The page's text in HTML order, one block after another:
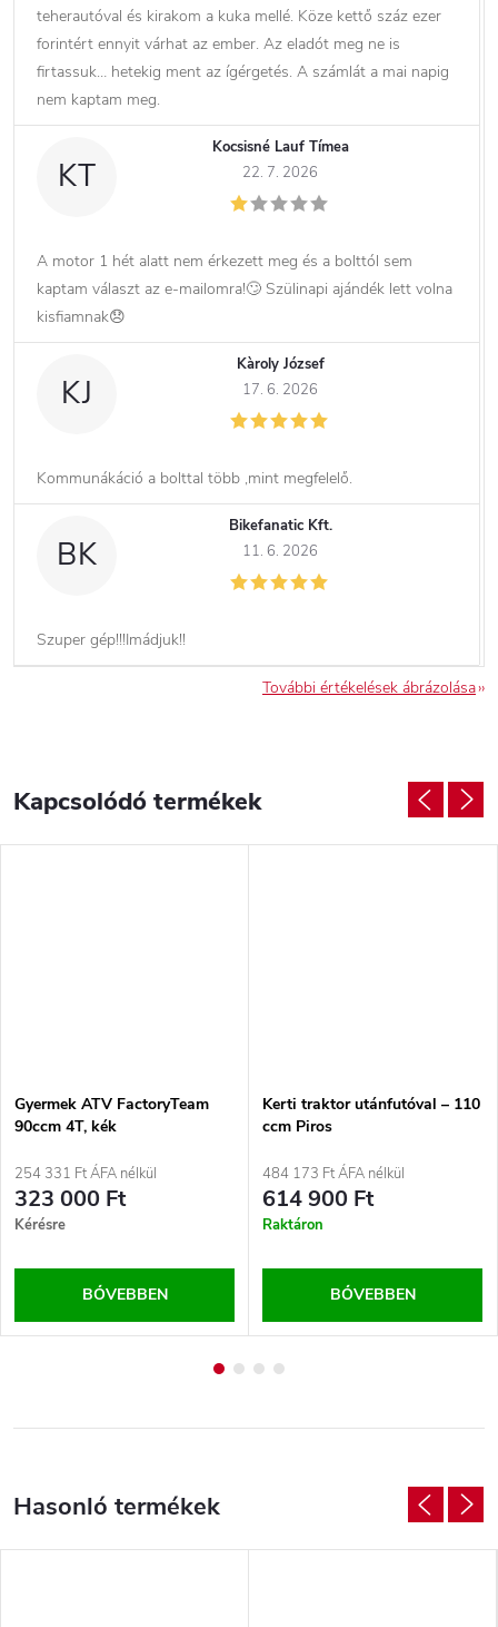
teherautóval és kirakom a kuka mellé. Köze kettő száz ezer
forintért ennyit várhat az ember. Az eladót meg ne is
firtassuk… hetekig ment az ígérgetés. A számlát a mai napig
nem kaptam meg.
KT
Kocsisné Lauf Tímea
22. 7. 2026
A motor 1 hét alatt nem érkezett meg és a bolttól sem
kaptam választ az e-mailomra!🙄 Szülinapi ajándék lett volna
kisfiamnak😞
KJ
Kàroly József
17. 6. 2026
Kommunákáció a bolttal több ,mint megfelelő.
BK
Bikefanatic Kft.
11. 6. 2026
Szuper gép!!!Imádjuk!!
További értékelések ábrázolása
Kapcsolódó termékek
Gyermek ATV FactoryTeam
90ccm 4T, kék
254 331 Ft ÁFA nélkül
323 000 Ft
Kérésre
BŐVEBBEN
Kerti traktor utánfutóval – 110
ccm Piros
484 173 Ft ÁFA nélkül
614 900 Ft
Raktáron
BŐVEBBEN